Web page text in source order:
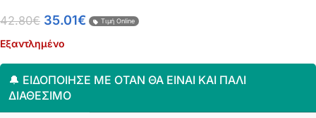
42.80€ 35.01€ Τιμή Online
Εξαντλημένο
🔔 ΕΙΔΟΠΟΊΗΣΈ ΜΕ ΌΤΑΝ ΘΑ ΕΊΝΑΙ ΚΑΙ ΠΆΛΙ
ΔΙΑΘΈΣΙΜΟ